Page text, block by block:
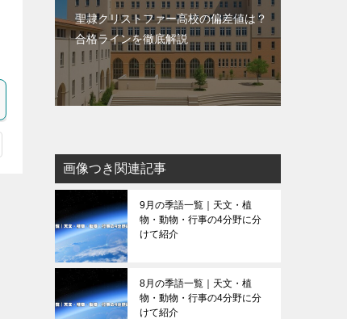
聖隷クリストファー高校の偏差値は？
合格ラインを徹底解説
画像つき関連記事
9月の季語一覧｜天文・植
物・動物・行事の4分野に分
けて紹介
8月の季語一覧｜天文・植
物・動物・行事の4分野に分
けて紹介